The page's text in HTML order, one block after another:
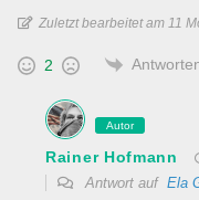
Zuletzt bearbeitet am 11
2
Autor
Rainer Hofmann
Antwort auf Ela